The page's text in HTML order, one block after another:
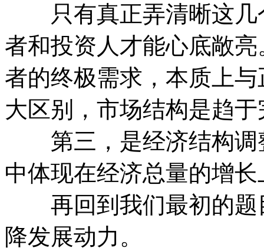
只有真正弄清晰这几
者和投资人才能心底敞
者的终极需求，本质上
大区别，市场结构是趋
第三，是经济结构调
中体现在经济总量的增长
再回到我们最初的题
降发展动力。